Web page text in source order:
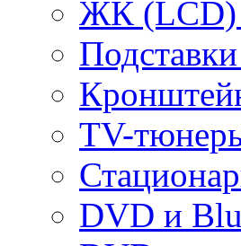
ЖК (LCD)
TV-
DVD и